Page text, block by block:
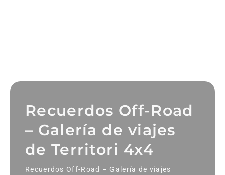
Recuerdos Off-Road
– Galería de viajes
de Territori 4x4
Recuerdos Off-Road – Galería de viajes